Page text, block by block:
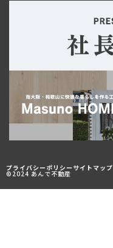
プライバシーポリシー サイトマップ
©2024 あんで不動産